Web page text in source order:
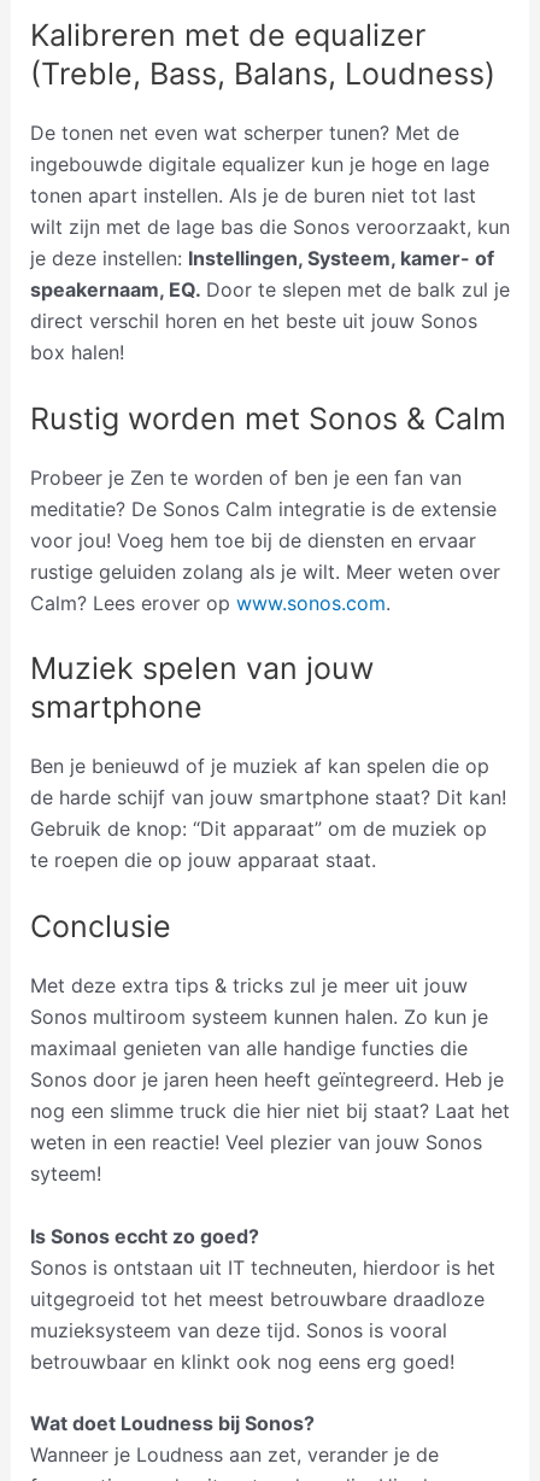
Kalibreren met de equalizer
(Treble, Bass, Balans, Loudness)
De tonen net even wat scherper tunen? Met de
ingebouwde digitale equalizer kun je hoge en lage
tonen apart instellen. Als je de buren niet tot last
wilt zijn met de lage bas die Sonos veroorzaakt, kun
je deze instellen: Instellingen, Systeem, kamer- of
speakernaam, EQ. Door te slepen met de balk zul je
direct verschil horen en het beste uit jouw Sonos
box halen!
Rustig worden met Sonos & Calm
Probeer je Zen te worden of ben je een fan van
meditatie? De Sonos Calm integratie is de extensie
voor jou! Voeg hem toe bij de diensten en ervaar
rustige geluiden zolang als je wilt. Meer weten over
Calm? Lees erover op www.sonos.com.
Muziek spelen van jouw
smartphone
Ben je benieuwd of je muziek af kan spelen die op
de harde schijf van jouw smartphone staat? Dit kan!
Gebruik de knop: “Dit apparaat” om de muziek op
te roepen die op jouw apparaat staat.
Conclusie
Met deze extra tips & tricks zul je meer uit jouw
Sonos multiroom systeem kunnen halen. Zo kun je
maximaal genieten van alle handige functies die
Sonos door je jaren heen heeft geïntegreerd. Heb je
nog een slimme truck die hier niet bij staat? Laat het
weten in een reactie! Veel plezier van jouw Sonos
syteem!
Is Sonos eccht zo goed?
Sonos is ontstaan uit IT techneuten, hierdoor is het
uitgegroeid tot het meest betrouwbare draadloze
muzieksysteem van deze tijd. Sonos is vooral
betrouwbaar en klinkt ook nog eens erg goed!
Wat doet Loudness bij Sonos?
Wanneer je Loudness aan zet, verander je de